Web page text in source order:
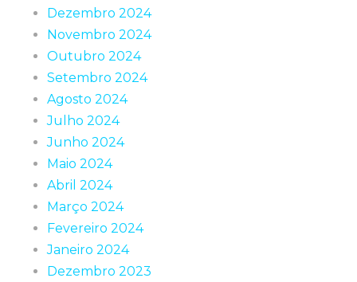
Dezembro 2024
Novembro 2024
Outubro 2024
Setembro 2024
Agosto 2024
Julho 2024
Junho 2024
Maio 2024
Abril 2024
Março 2024
Fevereiro 2024
Janeiro 2024
Dezembro 2023